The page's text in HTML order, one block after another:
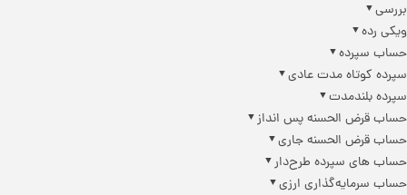
بررسی
ویکی رده
حساب سپرده
سپرده کوتاه مدت عادی
سپرده بلندمدت
حساب قرض الحسنه پس انداز
حساب قرض الحسنه جاری
حساب های سپرده طرح‌دار
حساب سرمایه‌گذاری ارزی